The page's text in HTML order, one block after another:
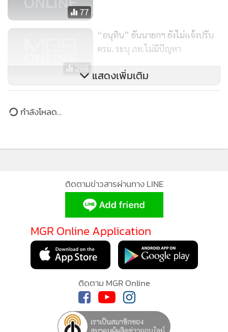
ส.ว.ก็ช่วยไม่ได้ “อยู่ที่ทำตัวของตัวเอง”
77
มท.1 เผยแจงงบฯ ปี 63 วานนี้ เป็น
ไปด้วยความเรียบร้อย
298
“อนุทิน” ยันนายกฯ ยังไม่แจ้งปรับ
ครม. ระบุ ภท.ไม่มีปัญหา
113
วุฒิสภาเห็นชอบร่าง พ.ร.บ.โอนงบ
ประมาณรายจ่าย
แสดงเพิ่มเติม
กำลังโหลด...
MGR Online ใช้คุกกี้ (Cookies)
MGR Online ใช้คุกกี้ เพื่อจัดการข้อมูลส่วนบุคคล
ประสบการณ์คอนเทนต์ที่ดีที่สุดให้กับผู้อ่านบนเว็
แอพพลิเคชั่นเงื่อนไขการใช้งานเว็บไซต์
ส่วนบุคคล